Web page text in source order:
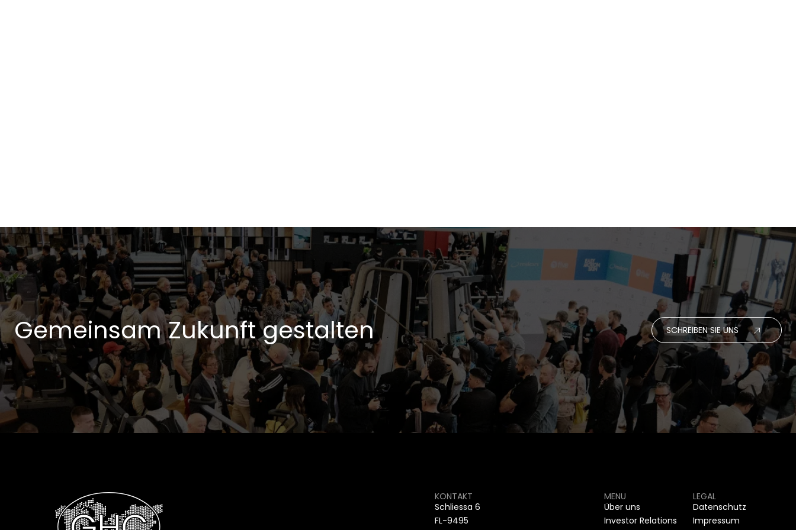
Gemeinsam Zukunft gestalten SCHREIBEN SIE UNS
KONTAKT
Schliessa 6
FL-9495
MENU
Über uns
Investor Relations
LEGAL
Datenschutz
Impressum